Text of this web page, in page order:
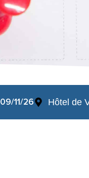
09/11/26 Hôtel de